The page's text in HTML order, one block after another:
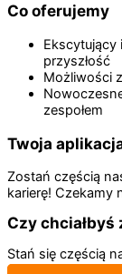
Co oferujemy
przyszłość
Możliwości
zespołem
Twoja
Zostań częścią
karierę! Czekamy
Czy chciałbyś
Stań się częścią